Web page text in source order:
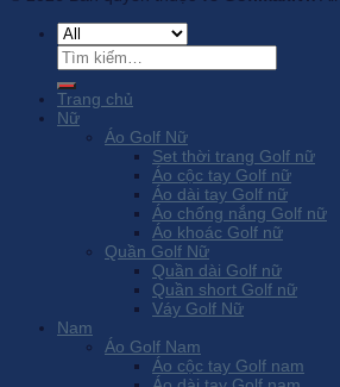
Tìm
kiếm:
Trang chủ
Nữ
Áo Golf Nữ
Set thời trang Golf nữ
Áo cộc tay Golf nữ
Áo dài tay Golf nữ
Áo chống nắng Golf nữ
Áo khoác Golf nữ
Quần Golf Nữ
Quần dài Golf nữ
Quần short Golf nữ
Váy Golf Nữ
Nam
Áo Golf Nam
Áo cộc tay Golf nam